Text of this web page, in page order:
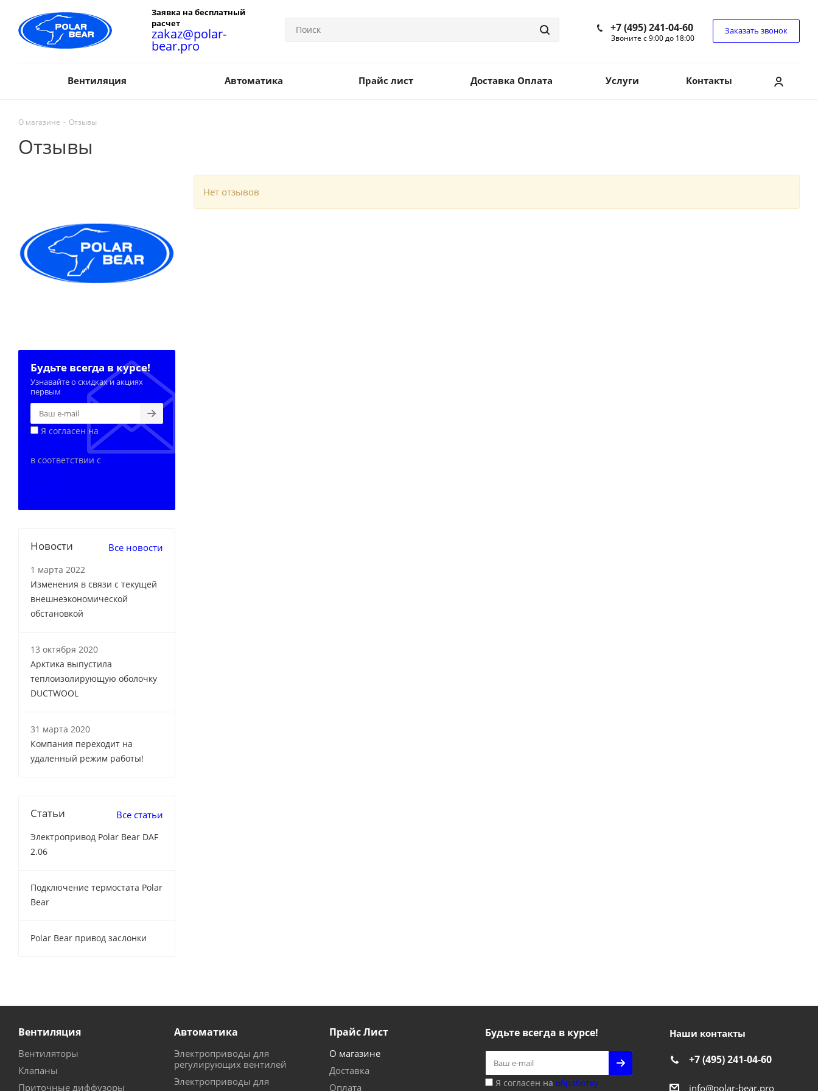
Заявка на бесплатный
расчет
zakaz@polar-
bear.pro
+7 (495) 241-04-60
Звоните с 9:00 до 18:00
Заказать звонок
Вентиляция Автоматика Прайс лист Доставка Оплата Услуги Контакты
О магазине - Отзывы
Отзывы
Нет отзывов
Будьте всегда в курсе!
Узнавайте о скидках и акциях
первым
Я согласен на
обработку
персональных данных
в соответствии с
Новости Все новости
1 марта 2022
Изменения в связи с текущей
внешнеэкономической
обстановкой
13 октября 2020
Арктика выпустила
теплоизолирующую оболочку
DUCTWOOL
31 марта 2020
Компания переходит на
удаленный режим работы!
Статьи Все статьи
Электропривод Polar Bear DAF
2.06
Подключение термостата Polar
Bear
Polar Bear привод заслонки
Вентиляция
Вентиляторы
Клапаны
Приточные диффузоры
Автоматика
Электроприводы для
регулирующих вентилей
Электроприводы для
Прайс Лист
О магазине
Доставка
Оплата
Будьте всегда в курсе!
Я согласен на обработку
Наши контакты
+7 (495) 241-04-60
info@polar-bear.pro